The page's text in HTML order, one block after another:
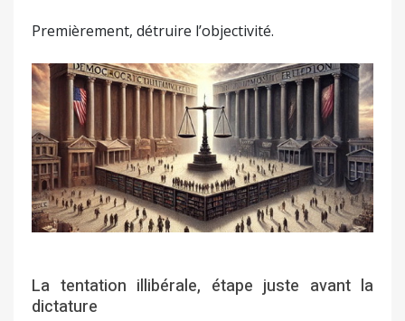
Premièrement, détruire l’objectivité.
La tentation illibérale, étape juste avant la
dictature